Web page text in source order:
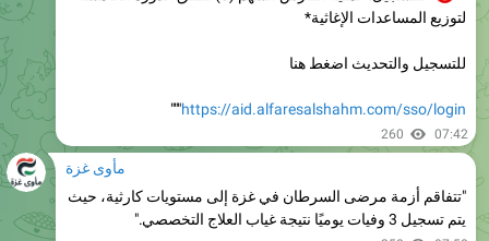
للتسجيل والتحديث اضغط هنا
https://aid.alfaresalshahm.com/sso/login
"تتفاقم أزمة مرضى السرطان في غزة إلى مستويات كارثية، حيث
258 07:58